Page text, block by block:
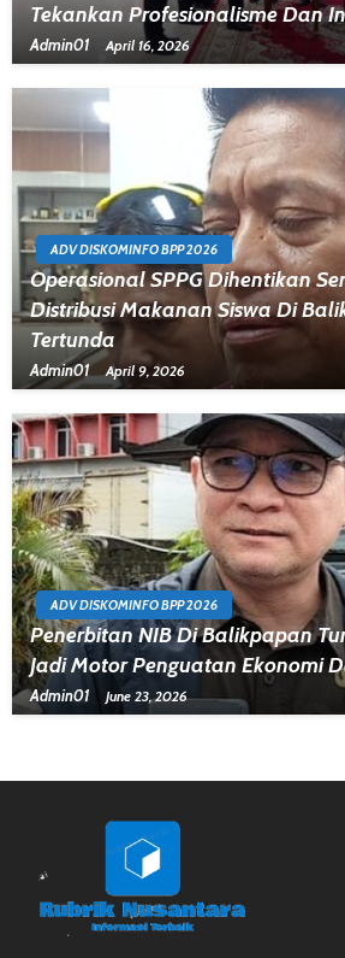
Tekankan Profesionalisme Dan
Admin01 April 16, 2026
ADV DISKOMINFO BPP 2026
Operasional SPPG Dihentikan
Distribusi Makanan Siswa Di
Tertunda
Admin01 April 9, 2026
ADV DISKOMINFO BPP 2026
Penerbitan NIB Di Balikpapan
Jadi Motor Penguatan Ekonomi
Admin01 June 23, 2026